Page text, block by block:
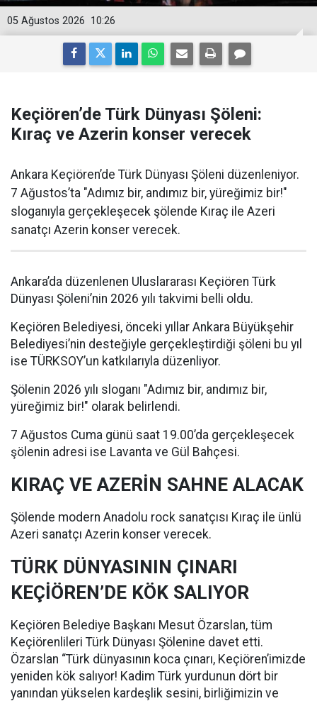
10:26
05 Ağustos 2026
Keçiören’de Türk Dünyası Şöleni:
Kıraç ve Azerin konser verecek
Ankara Keçiören’de Türk Dünyası Şöleni düzenleniyor.
7 Ağustos’ta "Adımız bir, andımız bir, yüreğimiz bir!"
sloganıyla gerçekleşecek şölende Kıraç ile Azeri
sanatçı Azerin konser verecek.
Ankara’da düzenlenen Uluslararası Keçiören Türk
Dünyası Şöleni’nin 2026 yılı takvimi belli oldu.
Keçiören Belediyesi, önceki yıllar Ankara Büyükşehir
Belediyesi’nin desteğiyle gerçekleştirdiği şöleni bu yıl
ise TÜRKSOY’un katkılarıyla düzenliyor.
Şölenin 2026 yılı sloganı "Adımız bir, andımız bir,
yüreğimiz bir!" olarak belirlendi.
7 Ağustos Cuma günü saat 19.00’da gerçekleşecek
şölenin adresi ise Lavanta ve Gül Bahçesi.
KIRAÇ VE AZERİN SAHNE ALACAK
Şölende modern Anadolu rock sanatçısı Kıraç ile ünlü
Azeri sanatçı Azerin konser verecek.
TÜRK DÜNYASININ ÇINARI
KEÇİÖREN’DE KÖK SALIYOR
Keçiören Belediye Başkanı Mesut Özarslan, tüm
Keçiörenlileri Türk Dünyası Şölenine davet etti.
Özarslan “Türk dünyasının koca çınarı, Keçiören’imizde
yeniden kök salıyor! Kadim Türk yurdunun dört bir
yanından yükselen kardeşlik sesini, birliğimizin ve